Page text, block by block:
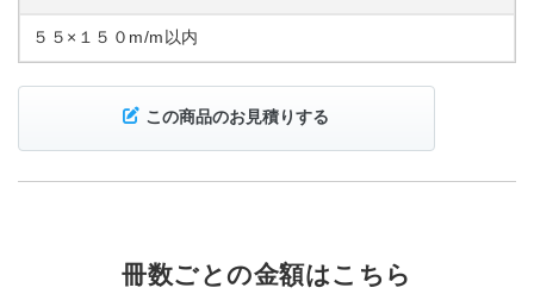
５５×１５０m/m以内
この商品のお見積りする
冊数ごとの金額はこちら